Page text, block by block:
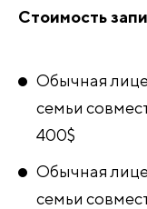
Стоимость
Обычная
семьи
400$
Обычная
семьи